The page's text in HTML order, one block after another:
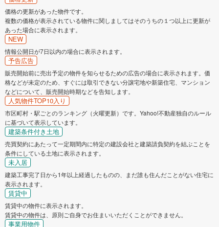
価格の更新があった物件です。
複数の価格が表示されている物件に関しましてはそのうちの１つ以上に更新が
あった場合に表示されます。
NEW
情報公開日が7日以内の場合に表示されます。
予告広告
販売開始前に売出予定の物件を知らせるための広告の場合に表示されます。価
格などが未定のため、すぐには取引できない分譲宅地や新築住宅、マンション
などについて、販売開始時期などを告知します。
人気物件TOP10入り
市区町村・駅ごとのランキング（火曜更新）です。Yahoo!不動産独自のルール
に基づいて表示しています。
建築条件付き土地
売買契約にあたって一定期間内に特定の建設会社と建築請負契約を結ぶことを
条件にしている土地に表示されます。
未入居
建築工事完了日から1年以上経過したものの、まだ誰も住んだことがない住宅に
表示されます。
賃貸中
賃貸中の物件に表示されます。
賃貸中の物件は、原則ご自身でお住まいいただくことができません。
事業用物件